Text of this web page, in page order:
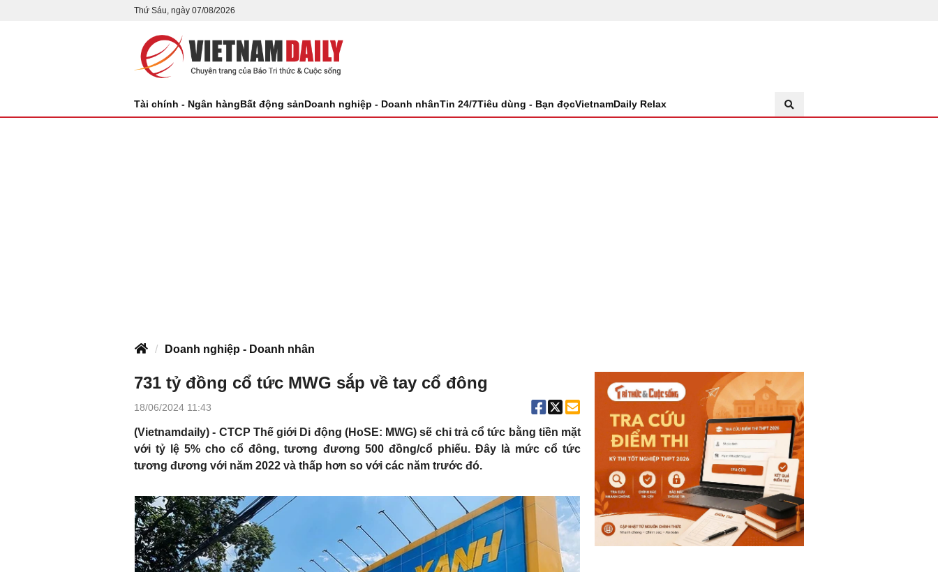
Thứ Sáu, ngày 07/08/2026
Tài chính - Ngân hàngBất động sảnDoanh nghiệp - Doanh nhânTin 24/7Tiêu dùng - Bạn đọcVietnamDaily Relax
Doanh nghiệp - Doanh nhân
731 tỷ đồng cổ tức MWG sắp về tay cổ đông
18/06/2024 11:43
(Vietnamdaily) - CTCP Thế giới Di động (HoSE: MWG) sẽ chi trả cổ tức bằng tiền mặt
với tỷ lệ 5% cho cổ đông, tương đương 500 đồng/cổ phiếu. Đây là mức cổ tức
tương đương với năm 2022 và thấp hơn so với các năm trước đó.